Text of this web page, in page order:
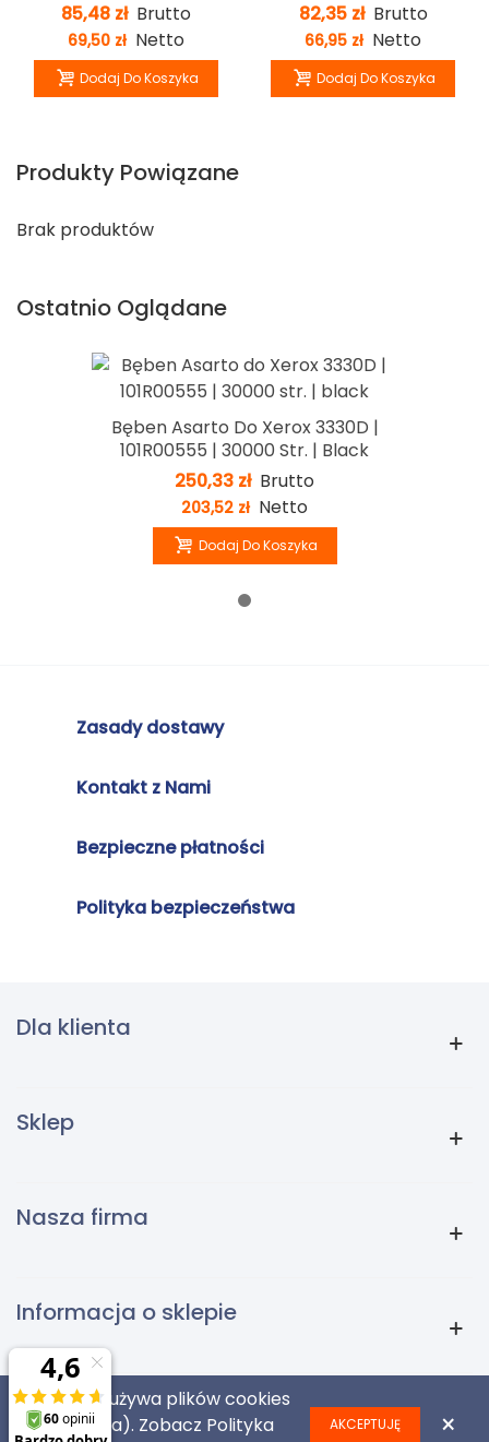
85,48 zł Brutto
69,50 zł Netto
Dodaj Do Koszyka
82,35 zł Brutto
66,95 zł Netto
Dodaj Do Koszyka
Produkty Powiązane
Brak produktów
Ostatnio Oglądane
Bęben Asarto Do Xerox 3330D |
101R00555 | 30000 Str. | Black
250,33 zł Brutto
203,52 zł Netto
Dodaj Do Koszyka
Zasady dostawy
Kontakt z Nami
Bezpieczne płatności
Polityka bezpieczeństwa
Dla klienta
Sklep
Nasza firma
Informacja o sklepie
Ta strona używa plików cookies
(ciasteczka). Zobacz Polityka
AKCEPTUJĘ ×